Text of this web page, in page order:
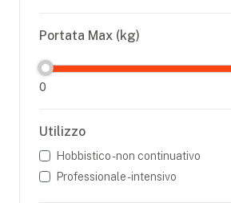
Portata Max (kg)
0
Utilizzo
Hobbistico - non continuativo
Professionale - intensivo